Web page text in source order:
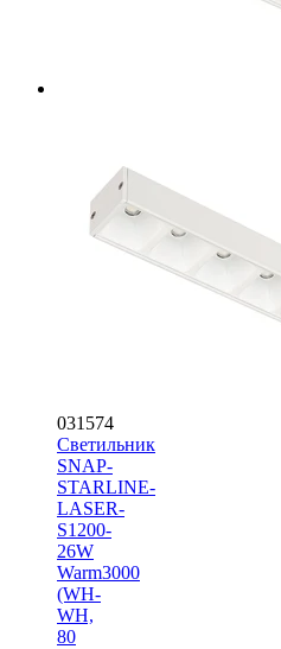
031574
Светильник
SNAP-
STARLINE-
LASER-
S1200-
26W
Warm3000
(WH-
WH,
80